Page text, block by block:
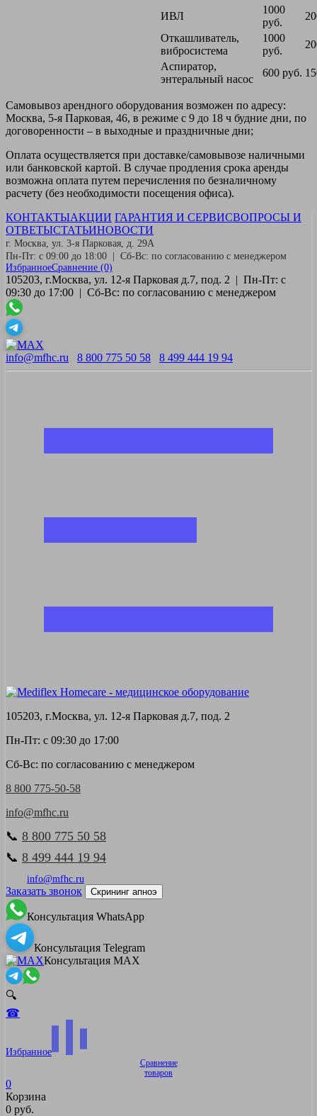
ИВЛ
1000
руб.
Откашливатель,
вибросистема
1000
руб.
Аспиратор,
энтеральный насос
600 руб.
Самовывоз арендного оборудования возможен по адресу:
Москва, 5-я Парковая, 46, в режиме с 9 до 18 ч будние дни, по
договоренности – в выходные и праздничные дни;
Оплата осуществляется при доставке/самовывозе наличными
или банковской картой. В случае продления срока аренды
возможна оплата путем перечисления по безналичному
расчету (без необходимости посещения офиса).
КОНТАКТЫАКЦИИ ГАРАНТИЯ И СЕРВИСВОПРОСЫ И
ОТВЕТЫСТАТЬИНОВОСТИ
г. Москва, ул. 3-я Парковая, д. 29А
Пн-Пт: с 09:00 до 18:00 | Сб-Вс: по согласованию с менеджером
ИзбранноеСравнение (0)
105203, г.Москва, ул. 12-я Парковая д.7, под. 2 | Пн-Пт: с
09:30 до 17:00 | Сб-Вс: по согласованию с менеджером
info@mfhc.ru 8 800 775 50 58 8 499 444 19 94
105203, г.Москва, ул. 12-я Парковая д.7, под. 2
Пн-Пт: с 09:30 до 17:00
Сб-Вс: по согласованию с менеджером
8 800 775-50-58
info@mfhc.ru
📞 8 800 775 50 58
📞 8 499 444 19 94
info@mfhc.ru
Заказать звонок Скрининг апноэ
Консультация WhatsApp
Консультация Telegram
Консультация MAX
🔍
☎
Избранное
Сравнение
товаров
0
Корзина
0 руб.